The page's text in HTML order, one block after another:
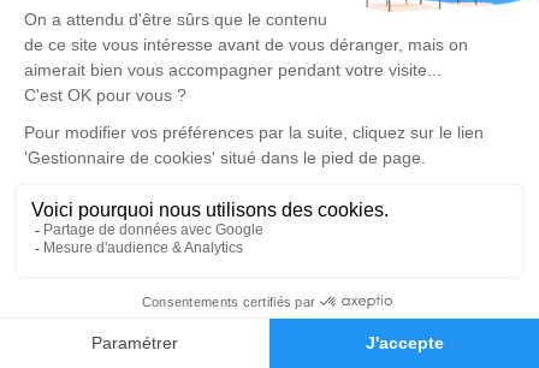
Faire-part Hommages
Je rends hommage
Cérémonie
vendredi 09 mai 2025 à 16h00
Crématorium 1, Route du Cimetière des îles
74000 Annecy
Je rends hommage
Déroulé des obsèques